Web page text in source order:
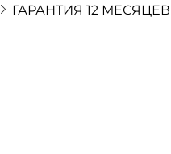
ГАРАНТИЯ 12 МЕСЯЦЕВ